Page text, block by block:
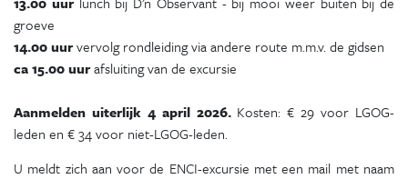
groeve
14.00 uurvervolg rondleiding via andere route m.m.v. de gidsen
ca 15.00 uurafsluiting van de excursie
Aanmelden uiterlijk 4 april 2026. Kosten: € 29 voor LGOG-
leden en € 34 voor niet-LGOG-leden.
U meldt zich aan voor de ENCI-excursie met een mail met naam